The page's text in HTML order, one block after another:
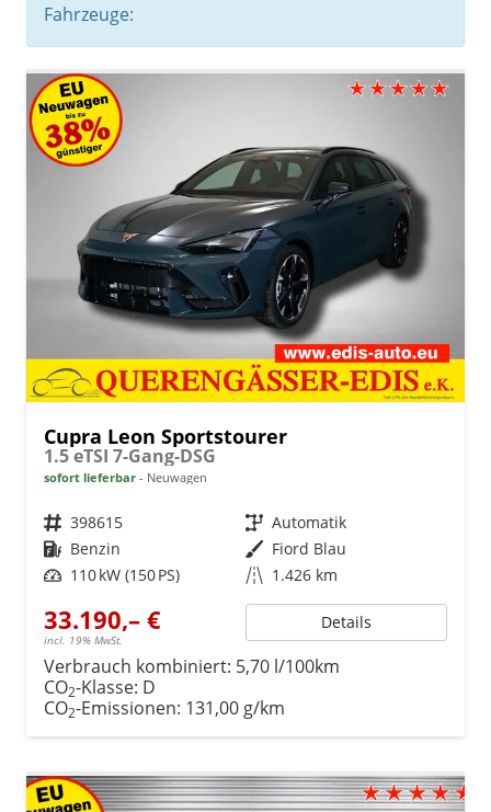
Fahrzeuge:
Cupra Leon Sportstourer
1.5 eTSI 7-Gang-DSG
sofort lieferbar Neuwagen
Fahrzeugnr. 398615 Getriebe Automatik
Kraftstoff Benzin Außenfarbe Fiord Blau
Leistung 110 kW (150 PS) Kilometerstand 1.426 km
33.190,– €
incl. 19% MwSt.
Details
Verbrauch kombiniert: 5,70 l/100km
CO2-Klasse: D
CO2-Emissionen: 131,00 g/km